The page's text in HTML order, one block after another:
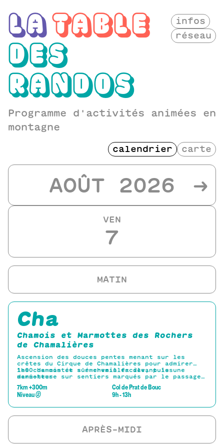
LATABLE
DES
RANDOS
Programme d'activités animées en
montagne
infos
réseau
calendrier carte
AOÛT 2026 →
VEN
7
Cha
Chamois et Marmottes des Rochers
de Chamalières
Ascension des douces pentes menant sur les
crêtes du Cirque de Chamalières pour admirer
les chamois et s’émerveiller devant les
marmottes
1h00 de montée sur chemin facile, puis une
demi-heure sur sentiers marqués par le passage
Jumelles et longue-vue fournies pour observer
les chamois présents dans le cirque.
moment inoubliable.
Descente discrète par le cirque pour admirer
7km +300m
Niveau②
Col de Prat de Bouc
9h - 13h